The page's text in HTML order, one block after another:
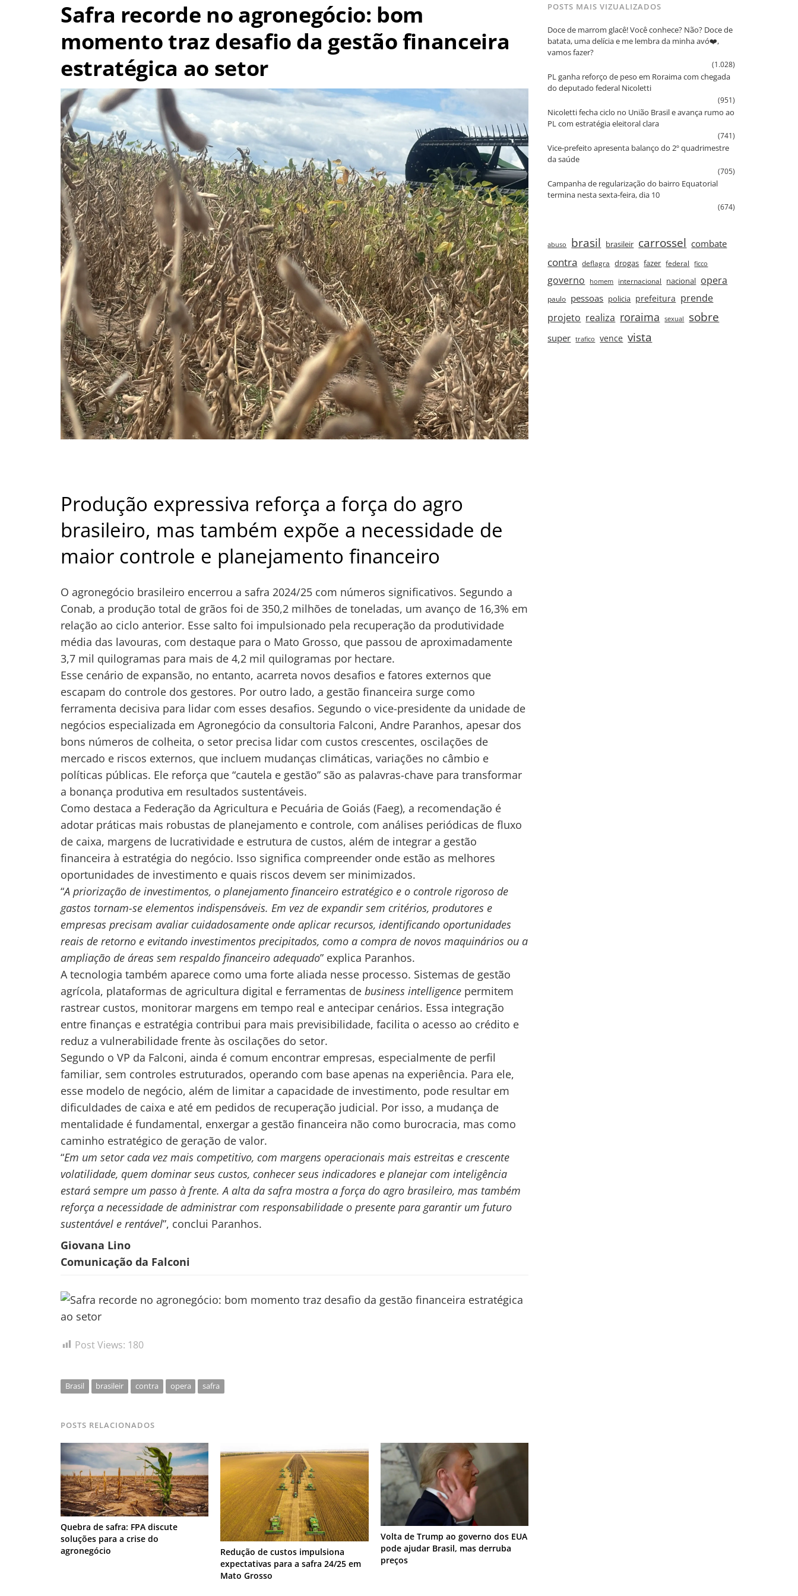
Safra recorde no agronegócio: bom
momento traz desafio da gestão financeira
estratégica ao setor
Produção expressiva reforça a força do agro
brasileiro, mas também expõe a necessidade de
maior controle e planejamento financeiro
O agronegócio brasileiro encerrou a safra 2024/25 com números significativos. Segundo a
Conab, a produção total de grãos foi de 350,2 milhões de toneladas, um avanço de 16,3% em
relação ao ciclo anterior. Esse salto foi impulsionado pela recuperação da produtividade
média das lavouras, com destaque para o Mato Grosso, que passou de aproximadamente
3,7 mil quilogramas para mais de 4,2 mil quilogramas por hectare.
Esse cenário de expansão, no entanto, acarreta novos desafios e fatores externos que
escapam do controle dos gestores. Por outro lado, a gestão financeira surge como
ferramenta decisiva para lidar com esses desafios. Segundo o vice-presidente da unidade de
negócios especializada em Agronegócio da consultoria Falconi, Andre Paranhos, apesar dos
bons números de colheita, o setor precisa lidar com custos crescentes, oscilações de
mercado e riscos externos, que incluem mudanças climáticas, variações no câmbio e
políticas públicas. Ele reforça que “cautela e gestão” são as palavras-chave para transformar
a bonança produtiva em resultados sustentáveis.
Como destaca a Federação da Agricultura e Pecuária de Goiás (Faeg), a recomendação é
adotar práticas mais robustas de planejamento e controle, com análises periódicas de fluxo
de caixa, margens de lucratividade e estrutura de custos, além de integrar a gestão
financeira à estratégia do negócio. Isso significa compreender onde estão as melhores
oportunidades de investimento e quais riscos devem ser minimizados.
“A priorização de investimentos, o planejamento financeiro estratégico e o controle rigoroso de
gastos tornam-se elementos indispensáveis. Em vez de expandir sem critérios, produtores e
empresas precisam avaliar cuidadosamente onde aplicar recursos, identificando oportunidades
reais de retorno e evitando investimentos precipitados, como a compra de novos maquinários ou a
ampliação de áreas sem respaldo financeiro adequado” explica Paranhos.
A tecnologia também aparece como uma forte aliada nesse processo. Sistemas de gestão
agrícola, plataformas de agricultura digital e ferramentas de business intelligence permitem
rastrear custos, monitorar margens em tempo real e antecipar cenários. Essa integração
entre finanças e estratégia contribui para mais previsibilidade, facilita o acesso ao crédito e
reduz a vulnerabilidade frente às oscilações do setor.
Segundo o VP da Falconi, ainda é comum encontrar empresas, especialmente de perfil
familiar, sem controles estruturados, operando com base apenas na experiência. Para ele,
esse modelo de negócio, além de limitar a capacidade de investimento, pode resultar em
dificuldades de caixa e até em pedidos de recuperação judicial. Por isso, a mudança de
mentalidade é fundamental, enxergar a gestão financeira não como burocracia, mas como
caminho estratégico de geração de valor.
“Em um setor cada vez mais competitivo, com margens operacionais mais estreitas e crescente
volatilidade, quem dominar seus custos, conhecer seus indicadores e planejar com inteligência
estará sempre um passo à frente. A alta da safra mostra a força do agro brasileiro, mas também
reforça a necessidade de administrar com responsabilidade o presente para garantir um futuro
sustentável e rentável”, conclui Paranhos.
Giovana Lino
Comunicação da Falconi
Post Views: 180
Brasil brasileir contra opera safra
POSTS RELACIONADOS
Quebra de safra: FPA discute
soluções para a crise do
agronegócio
Redução de custos impulsiona
expectativas para a safra 24/25 em
Mato Grosso
Volta de Trump ao governo dos EUA
pode ajudar Brasil, mas derruba
preços
Navegação
POSTS MAIS VIZUALIZADOS
Doce de marrom glacê! Você conhece? Não? Doce de
batata, uma delícia e me lembra da minha avó❤️,
vamos fazer?
(1.028)
PL ganha reforço de peso em Roraima com chegada
do deputado federal Nicoletti
(951)
Nicoletti fecha ciclo no União Brasil e avança rumo ao
PL com estratégia eleitoral clara
(741)
Vice‑prefeito apresenta balanço do 2º quadrimestre
da saúde
(705)
Campanha de regularização do bairro Equatorial
termina nesta sexta‑feira, dia 10
(674)
abuso brasil brasileir carrossel combate
contra deflagra drogas fazer federal ficco
governo homem internacional nacional opera
paulo pessoas policia prefeitura prende
projeto realiza roraima sexual sobre
super trafico vence vista